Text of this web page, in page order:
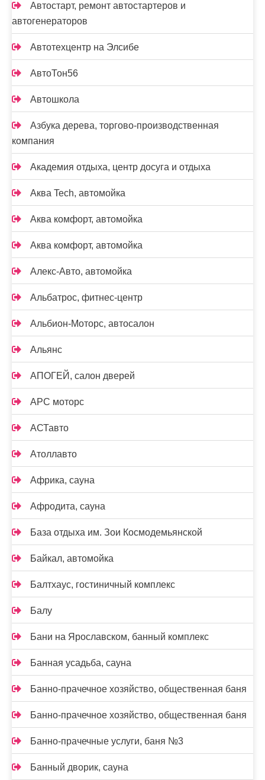
Автостарт, ремонт автостартеров и
автогенераторов
Автотехцентр на Элсибе
АвтоТон56
Автошкола
Азбука дерева, торгово-производственная
компания
Академия отдыха, центр досуга и отдыха
Аква Tech, автомойка
Аква комфорт, автомойка
Аква комфорт, автомойка
Алекс-Авто, автомойка
Альбатрос, фитнес-центр
Альбион-Моторс, автосалон
Альянс
АПОГЕЙ, салон дверей
АРС моторс
АСТавто
Атоллавто
Африка, сауна
Афродита, сауна
База отдыха им. Зои Космодемьянской
Байкал, автомойка
Балтхаус, гостиничный комплекс
Балу
Бани на Ярославском, банный комплекс
Банная усадьба, сауна
Банно-прачечное хозяйство, общественная баня
Банно-прачечное хозяйство, общественная баня
Банно-прачечные услуги, баня №3
Банный дворик, сауна